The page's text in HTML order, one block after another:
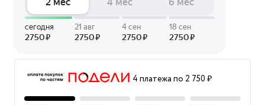
4 платежа по 2 750 ₽